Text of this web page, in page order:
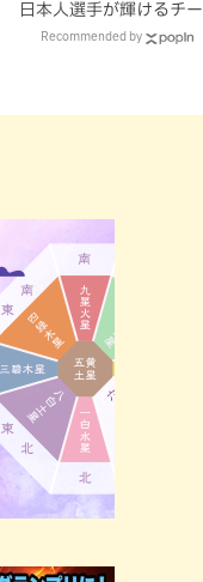
日本人選手が輝けるチ
Recommended by